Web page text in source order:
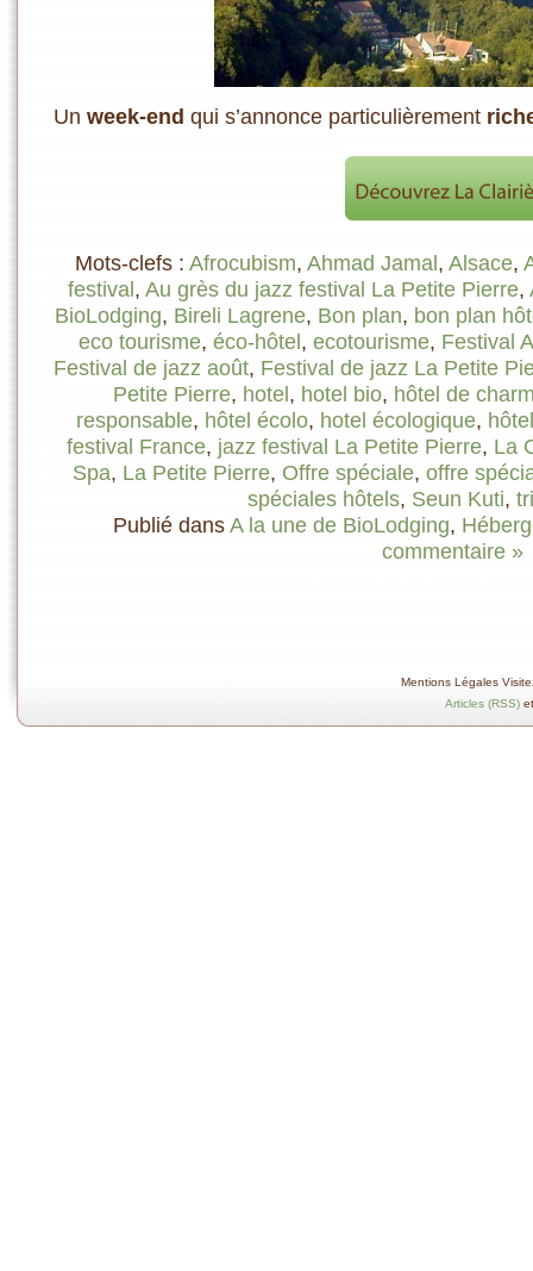
Un week-end qui s’annonce particulièrement
Mots-clefs : Afrocubism, Ahmad Jamal, Alsace,
festival, Au grès du jazz festival La Petite Pierre,
BioLodging, Bireli Lagrene, Bon plan, bon plan
eco tourisme, éco-hôtel, ecotourisme, Festival
Festival de jazz août, Festival de jazz La Petite
Petite Pierre, hotel, hotel bio, hôtel de
responsable, hôtel écolo, hotel écologique,
festival France, jazz festival La Petite Pierre, La
Spa, La Petite Pierre, Offre spéciale, offre
spéciales hôtels, Seun Kuti,
Publié dansA la une de BioLodging,
commentaire »
Mentions Légales
Articles (RSS)